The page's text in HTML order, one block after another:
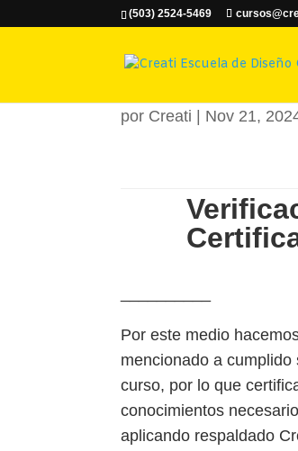
(503) 2524-5469
María
por Creati Nov 21,
Por este medio
mencionado a
curso, por lo que
conocimientos
aplicando respaldado